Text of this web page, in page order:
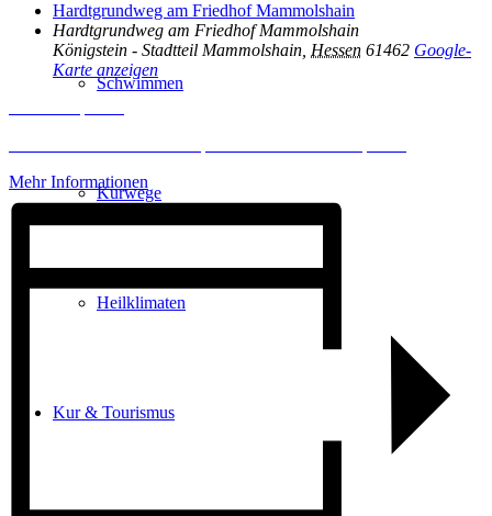
Schwimmen
Kurwege
Heilklimaten
Kur & Tourismus
Hardtgrundweg am Friedhof Mammolshain
Hardtgrundweg am Friedhof Mammolshain
Königstein - Stadtteil Mammolshain Hessen 61462 Google-
Karte anzeigen
Mehr Informationen